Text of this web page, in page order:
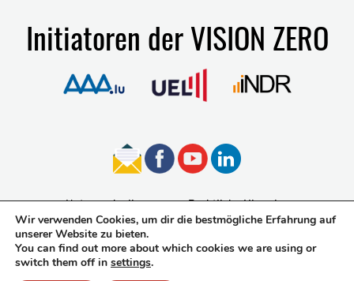
Initiatoren der VISION ZERO
Nutzungsbedingungen Rechtliche Hinweise
Datenschutz Barrierefreiheit
Wir verwenden Cookies, um dir die bestmögliche Erfahrung auf
unserer Website zu bieten.
You can find out more about which cookies we are using or
switch them off in settings.